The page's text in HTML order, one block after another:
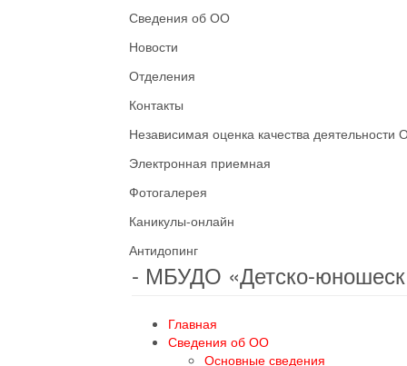
Сведения об ОО
Новости
Отделения
Контакты
Независимая оценка качества деятельности
Электронная приемная
Фотогалерея
Каникулы-онлайн
Антидопинг
- МБУДО «Детско-
Главная
Сведения об ОО
Основные сведения